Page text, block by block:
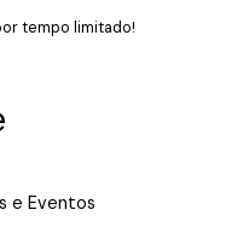
e Eventos
tempo limitado!